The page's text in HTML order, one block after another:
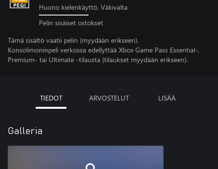
Huono kielenkäyttö, Väkivalta
Pelin sisäiset ostokset
Tämä sisältö vaatii pelin (myydään erikseen).
Konsolimoninpeli verkossa edellyttää Xbox Game Pass Essential-,
Premium- tai Ultimate -tilausta (tilaukset myydään erikseen).
TIEDOT ARVOSTELUT LISÄÄ
Galleria